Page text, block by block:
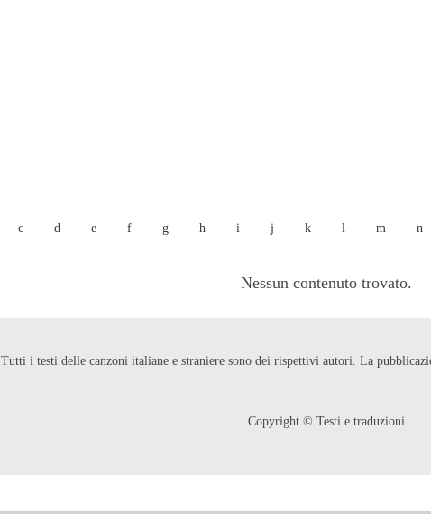
c d e f g h i j k l m n
Nessun contenuto trovato.
Tutti i testi delle canzoni italiane e straniere sono dei rispettivi autori. La
Copyright © Testi e traduzioni